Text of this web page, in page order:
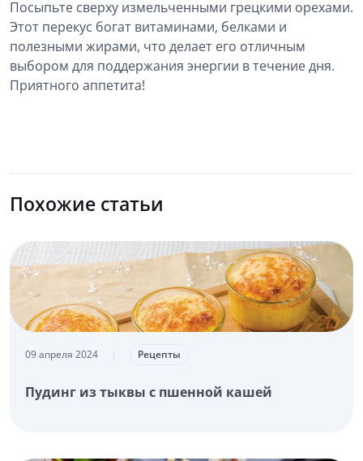
Посыпьте сверху измельченными грецкими орехами.
Этот перекус богат витаминами, белками и
полезными жирами, что делает его отличным
выбором для поддержания энергии в течение дня.
Приятного аппетита!
Похожие статьи
09 апреля 2024 | Рецепты
Пудинг из тыквы с пшенной кашей